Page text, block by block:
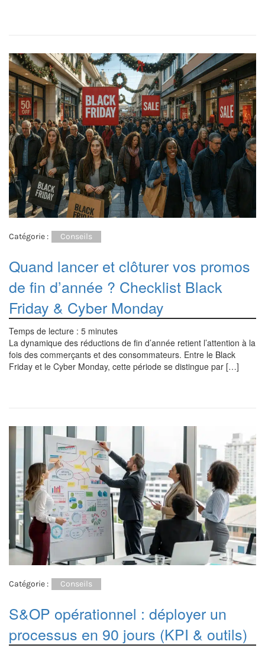
Catégorie : Conseils
Quand lancer et clôturer vos promos
de fin d’année ? Checklist Black
Friday & Cyber Monday
Temps de lecture : 5 minutes
La dynamique des réductions de fin d’année retient l’attention à la
fois des commerçants et des consommateurs. Entre le Black
Friday et le Cyber Monday, cette période se distingue par […]
Catégorie : Conseils
S&OP opérationnel : déployer un
processus en 90 jours (KPI & outils)